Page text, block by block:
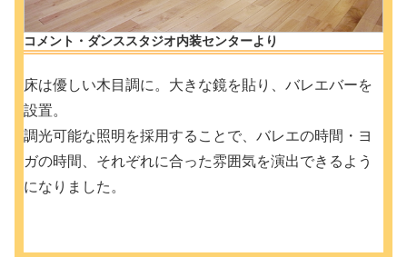
コメント・ダンススタジオ内装センターより
床は優しい木目調に。大きな鏡を貼り、バレエバーを
設置。
調光可能な照明を採用することで、バレエの時間・ヨ
ガの時間、それぞれに合った雰囲気を演出できるよう
になりました。